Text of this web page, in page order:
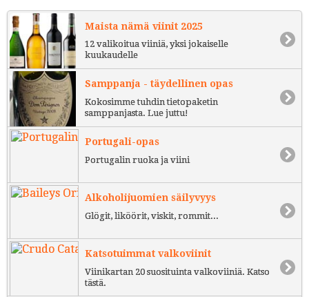
Maista nämä viinit 2025
12 valikoitua viiniä, yksi jokaiselle
kuukaudelle
Samppanja - täydellinen opas
Kokosimme tuhdin tietopaketin
samppanjasta. Lue juttu!
Portugali-opas
Portugalin ruoka ja viini
Alkoholijuomien säilyvyys
Glögit, liköörit, viskit, rommit...
Katsotuimmat valkoviinit
Viinikartan 20 suosituinta valkoviiniä. Katso
tästä.